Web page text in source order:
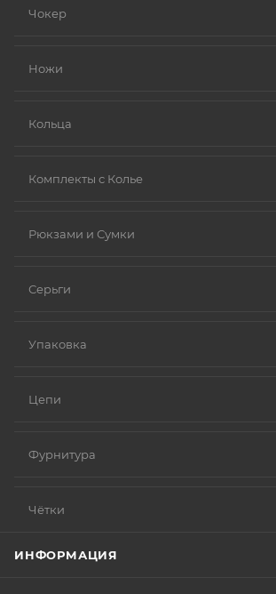
Чокер
Ножи
Кольца
Комплекты с Колье
Рюкзами и Сумки
Серьги
Упаковка
Цепи
Фурнитура
Чётки
ИНФОРМАЦИЯ